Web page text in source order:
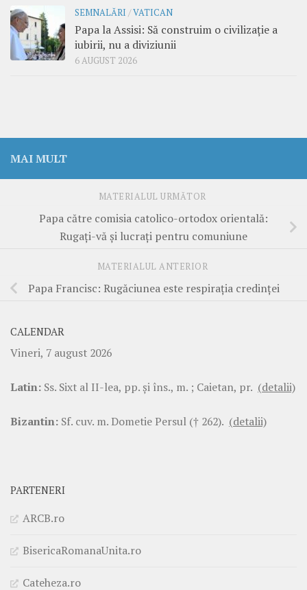
SEMNALĂRI /VATICAN
Papa la Assisi: Să construim o civilizație a
iubirii, nu a diviziunii
6 AUGUST 2026
MAI MULT
MATERIALUL URMĂTOR
Papa către comisia catolico-ortodox orientală:
Rugați-vă și lucrați pentru comuniune
MATERIALUL ANTERIOR
Papa Francisc: Rugăciunea este respirația credinței
CALENDAR
Vineri, 7 august 2026
Latin: Ss. Sixt al II-lea, pp. şi îns., m. ; Caietan, pr. (detalii)
Bizantin: Sf. cuv. m. Dometie Persul († 262). (detalii)
PARTENERI
ARCB.ro
BisericaRomanaUnita.ro
Cateheza.ro